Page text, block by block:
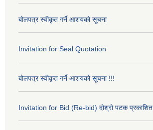
बोलपत्र स्वीकृत गर्ने आशयको सूचना
Invitation for Seal Quotation
बोलपत्र स्वीकृत गर्ने आशयको सूचना !!!
Invitation for Bid (Re-bid) दोश्रो पटक प्रकाशित